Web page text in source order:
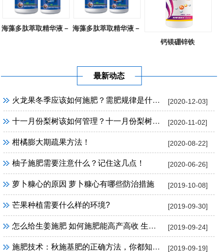
海藻多肽萃取精华液－ 海藻多肽萃取精华液－
钙镁硼锌铁
最新动态
[2020-12-03]
火龙果冬季应该如何施肥？需肥规律是什么？
[2020-11-02]
十一月份梨树该如何管理？十一月份梨树管理方法！
[2020-08-22]
柑橘膨大期疏果方法！
[2020-06-26]
柚子施肥需要注意什么？记住这几点！
[2019-10-08]
萝卜糠心的原因 萝卜糠心有哪些防治措施
[2019-09-30]
芒果种植需要什么样的环境?
[2019-09-24]
怎么给生姜施肥 如何施肥能高产高收 生姜施肥技巧
[2019-09-19]
施肥技术：秋施基肥的正确方法，你都知道吗？